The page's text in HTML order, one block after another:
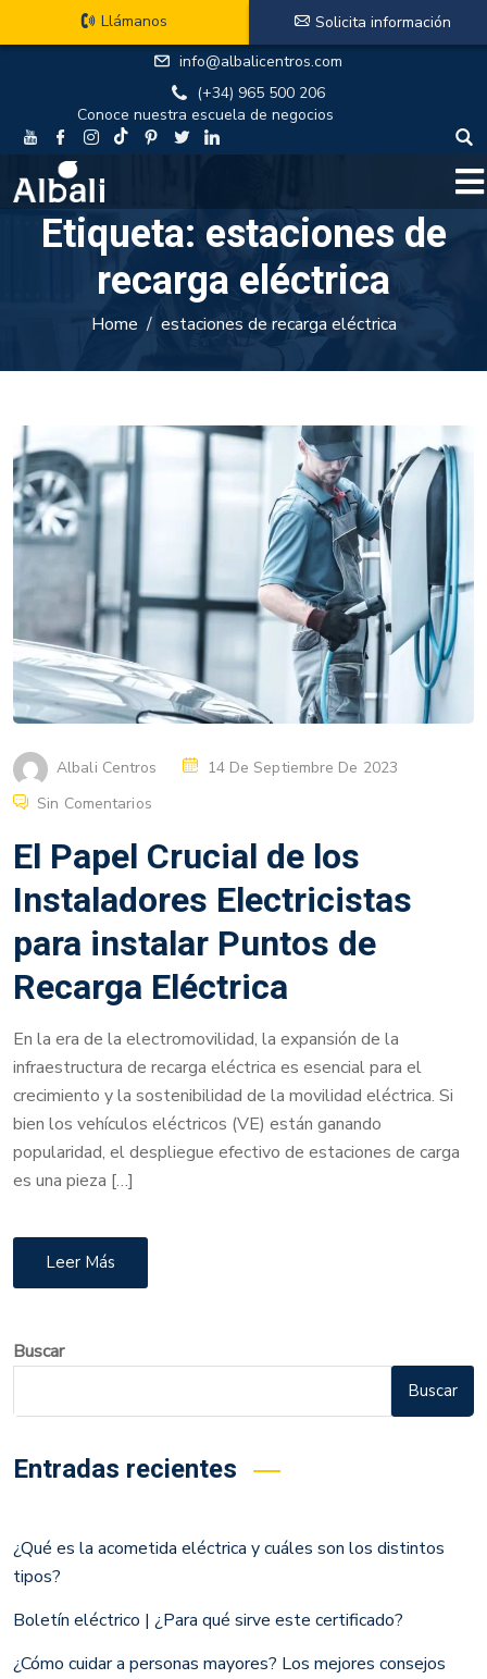
info@albalicentros.com
(+34) 965 500 206
Conoce nuestra escuela de negocios
Llámanos Solicita información
Etiqueta: estaciones de
recarga eléctrica
Home estaciones de recarga eléctrica
Albali Centros
14 De Septiembre De 2023
Sin Comentarios
El Papel Crucial de los
Instaladores Electricistas
para instalar Puntos de
Recarga Eléctrica
En la era de la electromovilidad, la expansión de la
infraestructura de recarga eléctrica es esencial para el
crecimiento y la sostenibilidad de la movilidad eléctrica. Si
bien los vehículos eléctricos (VE) están ganando
popularidad, el despliegue efectivo de estaciones de carga
es una pieza […]
Leer Más
Buscar
Buscar
Entradas recientes
¿Qué es la acometida eléctrica y cuáles son los distintos
tipos?
Boletín eléctrico | ¿Para qué sirve este certificado?
¿Cómo cuidar a personas mayores? Los mejores consejos